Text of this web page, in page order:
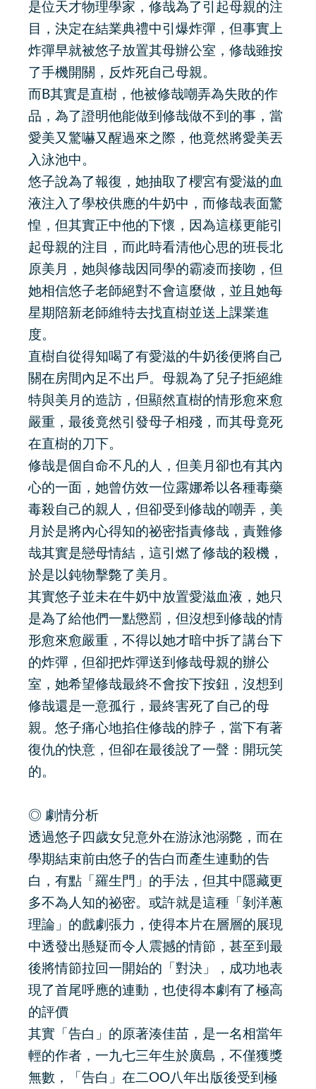
是位天才物理學家，修哉為了引起母親的注
目，決定在結業典禮中引爆炸彈，但事實上
炸彈早就被悠子放置其母辦公室，修哉雖按
了手機開關，反炸死自己母親。
而B其實是直樹，他被修哉嘲弄為失敗的作
品，為了證明他能做到修哉做不到的事，當
愛美又驚嚇又醒過來之際，他竟然將愛美丟
入泳池中。
悠子說為了報復，她抽取了櫻宮有愛滋的血
液注入了學校供應的牛奶中，而修哉表面驚
惶，但其實正中他的下懷，因為這樣更能引
起母親的注目，而此時看清他心思的班長北
原美月，她與修哉因同學的霸凌而接吻，但
她相信悠子老師絕對不會這麼做，並且她每
星期陪新老師維特去找直樹並送上課業進
度。
直樹自從得知喝了有愛滋的牛奶後便將自己
關在房間內足不出戶。母親為了兒子拒絕維
特與美月的造訪，但顯然直樹的情形愈來愈
嚴重，最後竟然引發母子相殘，而其母竟死
在直樹的刀下。
修哉是個自命不凡的人，但美月卻也有其內
心的一面，她曾仿效一位露娜希以各種毒藥
毒殺自己的親人，但卻受到修哉的嘲弄，美
月於是將內心得知的祕密指責修哉，責難修
哉其實是戀母情結，這引燃了修哉的殺機，
於是以鈍物擊斃了美月。
其實悠子並未在牛奶中放置愛滋血液，她只
是為了給他們一點懲罰，但沒想到修哉的情
形愈來愈嚴重，不得以她才暗中拆了講台下
的炸彈，但卻把炸彈送到修哉母親的辦公
室，她希望修哉最終不會按下按鈕，沒想到
修哉還是一意孤行，最終害死了自己的母
親。悠子痛心地掐住修哉的脖子，當下有著
復仇的快意，但卻在最後說了一聲：開玩笑
的。
◎ 劇情分析
透過悠子四歲女兒意外在游泳池溺斃，而在
學期結束前由悠子的告白而產生連動的告
白，有點「羅生門」的手法，但其中隱藏更
多不為人知的祕密。或許就是這種「剝洋蔥
理論」的戲劇張力，使得本片在層層的展現
中透發出懸疑而令人震撼的情節，甚至到最
後將情節拉回一開始的「對決」，成功地表
現了首尾呼應的連動，也使得本劇有了極高
的評價
其實「告白」的原著湊佳苗，是一名相當年
輕的作者，一九七三年生於廣島，不僅獲獎
無數，「告白」在二OO八年出版後受到極